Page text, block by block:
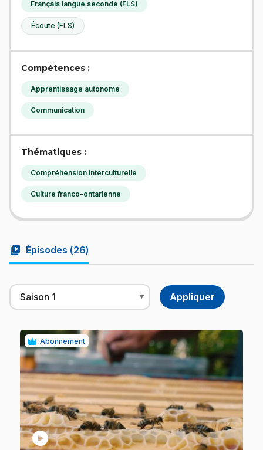
Français langue seconde (FLS)
Écoute (FLS)
Compétences :
Apprentissage autonome
Communication
Thématiques :
Compréhension interculturelle
Culture franco-ontarienne
video_library Épisodes (26)
Abonnement
play_circle